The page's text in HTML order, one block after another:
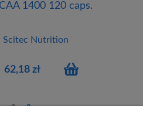
1400 120 caps.
Scitec Nutrition
62,18 zł
2 3